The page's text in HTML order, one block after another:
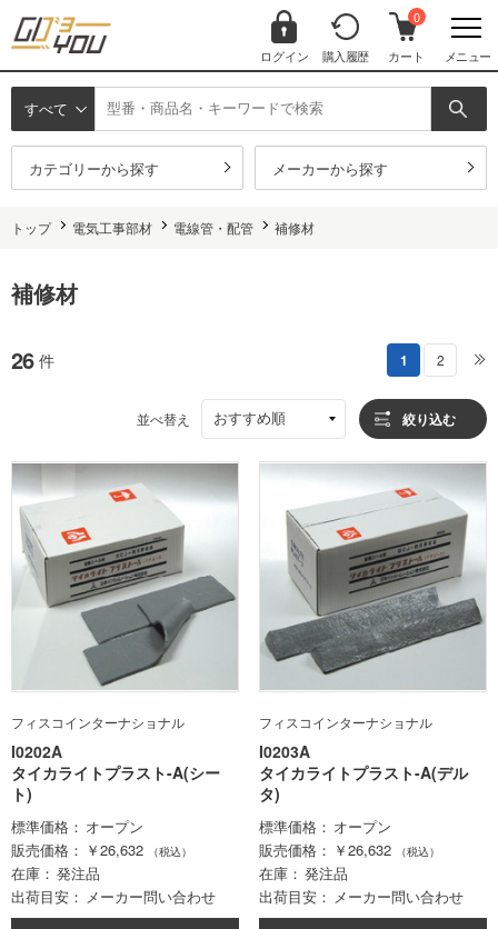
ログイン 購入履歴
0
カート メニュー
すべて
カテゴリーから探す メーカーから探す
トップ 電気工事部材 電線管・配管 補修材
補修材
26 件 1 2
並べ替え おすすめ順 絞り込む
フィスコインターナショナル
I0202A
タイカライトプラスト-A(シー
ト)
標準価格
オープン
販売価格
￥26,632 （税込）
在庫
発注品
出荷目安
メーカー問い合わせ
フィスコインターナショナル
I0203A
タイカライトプラスト-A(デル
タ)
標準価格
オープン
販売価格
￥26,632 （税込）
在庫
発注品
出荷目安
メーカー問い合わせ